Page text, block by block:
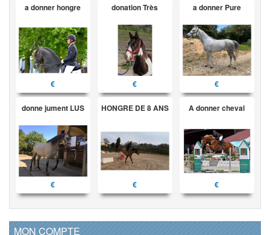
a donner hongre
€
donation Très
€
a donner Pure
€
donne jument LUS
€
HONGRE DE 8 ANS
€
A donner cheval
€
MON COMPTE